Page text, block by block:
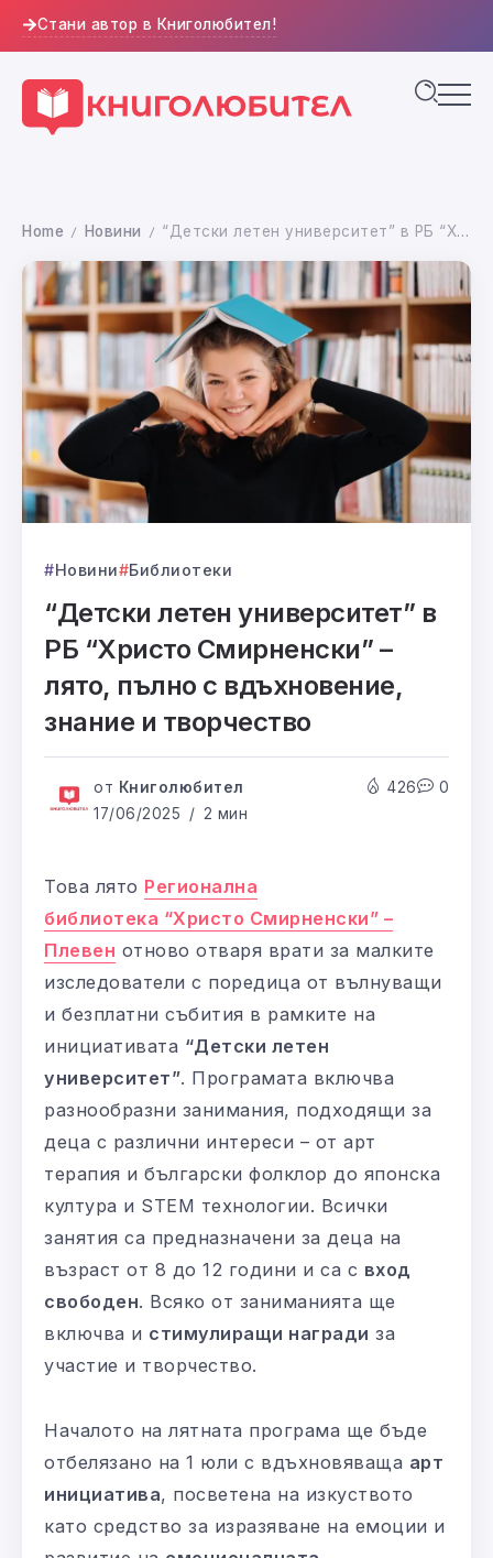
Стани автор в Книголюбител!
Home / Новини / “Детски летен университет” в РБ “Христо Смирненски” – лято, пълно с вдъхновение, знание и творчество
Новини Библиотеки
“Детски летен университет” в
РБ “Христо Смирненски” –
лято, пълно с вдъхновение,
знание и творчество
от Книголюбител
17/06/2025
2 мин
426 0
Това лято Регионална
библиотека “Христо Смирненски” –
Плевен отново отваря врати за малките
изследователи с поредица от вълнуващи
и безплатни събития в рамките на
инициативата “Детски летен
университет”. Програмата включва
разнообразни занимания, подходящи за
деца с различни интереси – от арт
терапия и български фолклор до японска
култура и STEM технологии. Всички
занятия са предназначени за деца на
възраст от 8 до 12 години и са с вход
свободен. Всяко от заниманията ще
включва и стимулиращи награди за
участие и творчество.
Началото на лятната програма ще бъде
отбелязано на 1 юли с вдъхновяваща арт
инициатива, посветена на изкуството
като средство за изразяване на емоции и